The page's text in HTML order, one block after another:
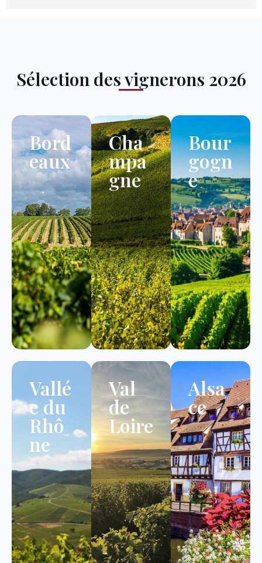
Sélection des vignerons 2026
Bord
eaux
Cha
mpa
gne
Bour
gogn
e
Vallé
e du
Rhô
ne
Val
de
Loire
Alsa
ce